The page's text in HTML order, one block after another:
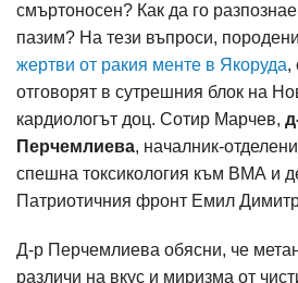
смъртоносен? Как да го
пазим? На тези въпроси,
жертви от ракия менте в Якоруда,
отговорят в сутрешния блок на
кардиологът доц. Сотир Марчев,
Перчемлиева, началник-
спешна токсикология към ВМА и
Патриотичния фронт Емил
Д-р Перчемлиева обясни, че
различи на вкус и миризма от